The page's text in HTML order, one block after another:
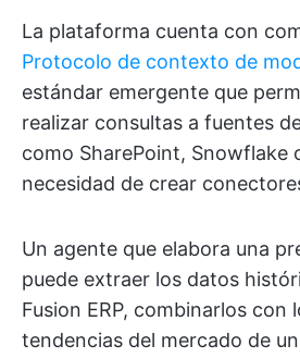
La plataforma cuenta con
Protocolo de contexto de
estándar emergente que
realizar consultas a fuentes
como SharePoint, Snowflake
necesidad de crear
Un agente que elabora una
puede extraer los datos
Fusion ERP, combinarlos con
tendencias del mercado de